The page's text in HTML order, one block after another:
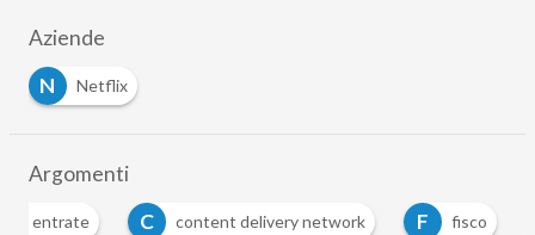
Aziende
N
Netflix
Argomenti
entrate C content delivery network F fisco